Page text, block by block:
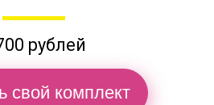
рублей
свой комплект